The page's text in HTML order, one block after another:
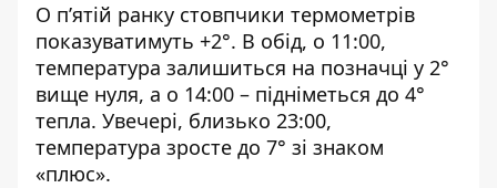
О п’ятій ранку стовпчики термометрів
показуватимуть +2°. В обід, о 11:00,
температура залишиться на позначці у 2°
вище нуля, а о 14:00 – підніметься до 4°
тепла. Увечері, близько 23:00,
температура зросте до 7° зі знаком
«плюс».